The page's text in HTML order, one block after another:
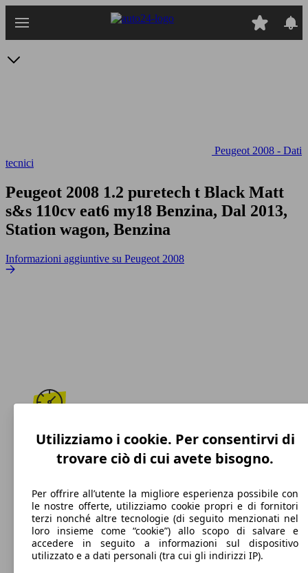
Peugeot 2008 - Dati
tecnici
Peugeot 2008 1.2 puretech t Black Matt
s&s 110cv eat6 my18 Benzina, Dal 2013,
Station wagon, Benzina
Informazioni aggiuntive su Peugeot 2008
187 km/h
Velocità massima
Benzina
Carburante
Utilizziamo i cookie. Per consentirvi di
trovare ciò di cui avete bisogno.
Per offrire all’utente la migliore esperienza possibile con
le nostre offerte, utilizziamo cookie propri e di fornitori
terzi nonché altre tecnologie (di seguito menzionati nel
loro insieme come “cookie”) allo scopo di salvare e
accedere in seguito a informazioni sul dispositivo
utilizzato e a dati personali (tra cui gli indirizzi IP).